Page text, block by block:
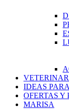
IDEAS
OFERTAS Y
MARISA